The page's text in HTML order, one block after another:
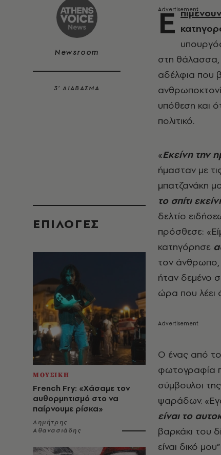
Newsroom
3’ ΔΙΑΒΑΣΜΑ
EΠΙΛΟΓΈΣ
ΜΟΥΣΙΚΗ
French Fry: «Χάσαμε τον
αυθορμητισμό στο να
παίρνουμε ρίσκα»
Δημήτρης
Αθανασιάδης
Ε
στη θάλασσα,
αδέλφια που
υπόθεση και
πολιτικό.
«Εκείνη την
ήμασταν με
μπατζανάκη
το σπίτι
δελτίο
πρόσθεσε:
κατηγόρησε
τον
ήταν δεμένο
ώρα που λέει
Ο ένας από
φωτογραφία
σύμβουλοι
ψαράδων.
είναι το
βαρκάκι του
είναι δικό